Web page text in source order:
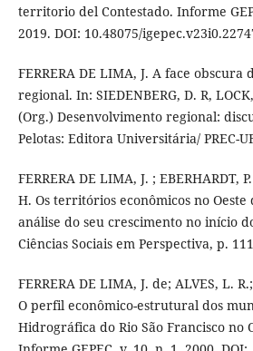
territorio del Contestado. Informe
2019. DOI: 10.48075/
FERRERA DE LIMA, J. A face
regional. In: SIEDENBERG, D. R,
(Org.) Desenvolvimento regional:
Pelotas: Editora Universitária/ PREC-
FERRERA DE LIMA, J. ; EBERHARDT,
H. Os territórios econômicos no Oeste
análise do seu crescimento no início
Ciências Sociais em Perspectiva, p.
FERRERA DE LIMA, J. de; ALVES, L.
O perfil econômico-estrutural dos
Hidrográfica do Rio São Francisco no